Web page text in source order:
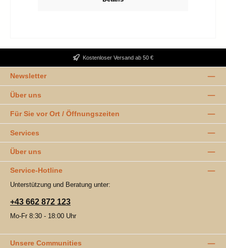
Kostenloser Versand ab 50 €
Newsletter
Über uns
Für Sie vor Ort / Öffnungszeiten
Services
Über uns
Service-Hotline
Unterstützung und Beratung unter:
+43 662 872 123
Mo-Fr 8:30 - 18:00 Uhr
Unsere Communities